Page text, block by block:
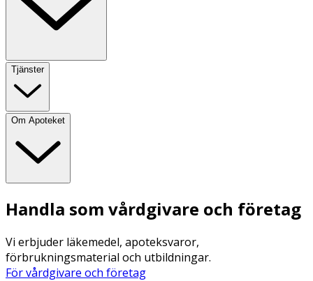
Tjänster
Om Apoteket
Handla som vårdgivare och företag
Vi erbjuder läkemedel, apoteksvaror,
förbrukningsmaterial och utbildningar.
För vårdgivare och företag